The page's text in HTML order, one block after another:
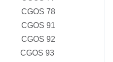
CGOS 78
CGOS 91
CGOS 92
CGOS 93